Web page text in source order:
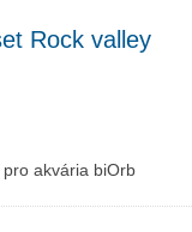
Rock valley
akvária biOrb